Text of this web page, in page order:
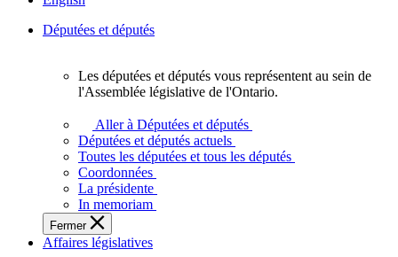
Députées et députés
députés
vous
représentent
sein
de
l'Assemblée
législative
Les députées et députés vous représentent au sein de
l'Assemblée législative de l'Ontario.
Aller à Députées et députés
Députées et députés actuels
Toutes les députées et tous les députés
Coordonnées
La présidente
In memoriam
Fermer
Affaires législatives